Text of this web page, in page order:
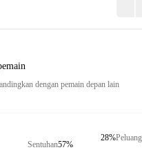
dengan pemain depan lain
Sentuhan57%
28%